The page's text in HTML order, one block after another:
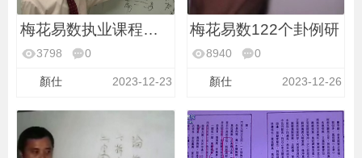
梅花易数执业课程第10
3798
0
顏仕 2023-12-23
梅花易数122个卦例研
8940
0
顏仕 2023-12-26